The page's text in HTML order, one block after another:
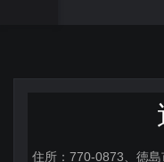
住所：770-0873、徳